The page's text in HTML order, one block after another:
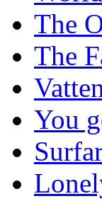
The
The
You